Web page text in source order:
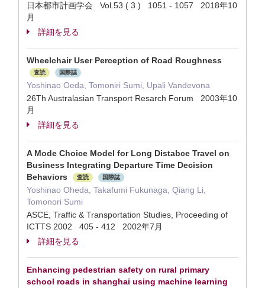
日本都市計画学会 Vol.53 ( 3 ) 1051 - 1057 2018年10
月
詳細を見る
Wheelchair User Perception of Road Roughness
査読 国際誌
Yoshinao Oeda, Tomoniri Sumi, Upali Vandevona
26Th Australasian Transport Resarch Forum 2003年10
月
詳細を見る
A Mode Choice Model for Long Distabce Travel on
Business Integrating Departure Time Decision
Behaviors
査読 国際誌
Yoshinao Oheda, Takafumi Fukunaga, Qiang Li,
Tomonori Sumi
ASCE, Traffic & Transportation Studies, Proceeding of
ICTTS 2002 405 - 412 2002年7月
詳細を見る
Enhancing pedestrian safety on rural primary
school roads in shanghai using machine learning